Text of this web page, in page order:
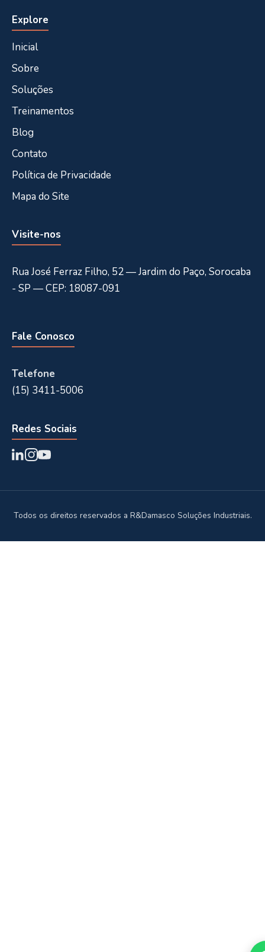
Explore
Inicial
Sobre
Soluções
Treinamentos
Blog
Contato
Política de Privacidade
Mapa do Site
Visite-nos
Rua José Ferraz Filho, 52 — Jardim do Paço, Sorocaba
- SP — CEP: 18087-091
Fale Conosco
Telefone
(15) 3411-5006
Redes Sociais
Todos os direitos reservados a R&Damasco Soluções Industriais.